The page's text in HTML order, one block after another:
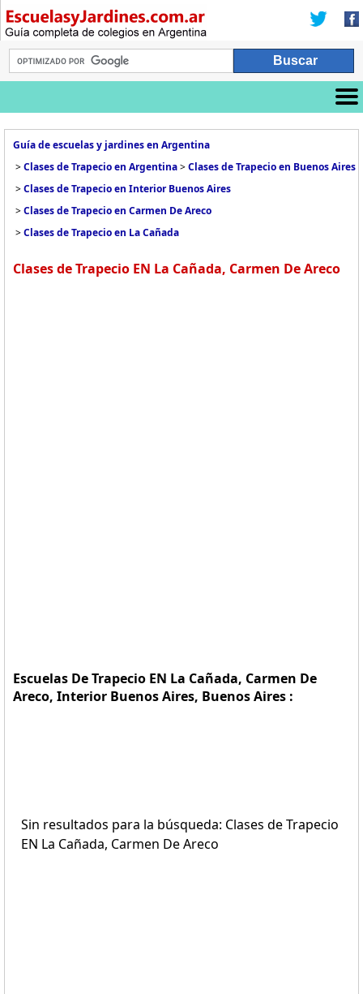
Guía de escuelas y jardines en Argentina
>Clases de Trapecio en Argentina>Clases de Trapecio en Buenos Aires
>Clases de Trapecio en Interior Buenos Aires
>Clases de Trapecio en Carmen De Areco
>Clases de Trapecio en La Cañada
Clases de Trapecio EN La Cañada, Carmen De Areco
Escuelas De Trapecio EN La Cañada, Carmen De
Areco, Interior Buenos Aires, Buenos Aires :
Sin resultados para la búsqueda: Clases de Trapecio
EN La Cañada, Carmen De Areco